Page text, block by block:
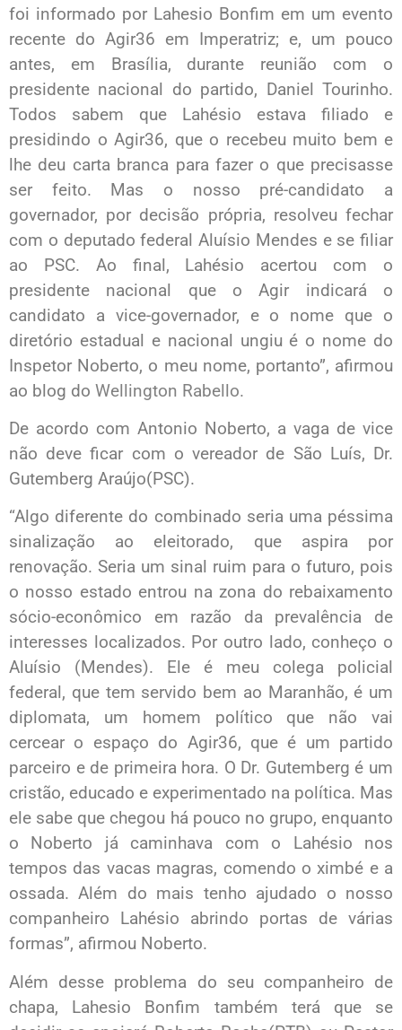
foi informado por Lahesio Bonfim em um evento
recente do Agir36 em Imperatriz; e, um pouco
antes, em Brasília, durante reunião com o
presidente nacional do partido, Daniel Tourinho.
Todos sabem que Lahésio estava filiado e
presidindo o Agir36, que o recebeu muito bem e
lhe deu carta branca para fazer o que precisasse
ser feito. Mas o nosso pré-candidato a
governador, por decisão própria, resolveu fechar
com o deputado federal Aluísio Mendes e se filiar
ao PSC. Ao final, Lahésio acertou com o
presidente nacional que o Agir indicará o
candidato a vice-governador, e o nome que o
diretório estadual e nacional ungiu é o nome do
Inspetor Noberto, o meu nome, portanto”, afirmou
ao blog do Wellington Rabello.
De acordo com Antonio Noberto, a vaga de vice
não deve ficar com o vereador de São Luís, Dr.
Gutemberg Araújo(PSC).
“Algo diferente do combinado seria uma péssima
sinalização ao eleitorado, que aspira por
renovação. Seria um sinal ruim para o futuro, pois
o nosso estado entrou na zona do rebaixamento
sócio-econômico em razão da prevalência de
interesses localizados. Por outro lado, conheço o
Aluísio (Mendes). Ele é meu colega policial
federal, que tem servido bem ao Maranhão, é um
diplomata, um homem político que não vai
cercear o espaço do Agir36, que é um partido
parceiro e de primeira hora. O Dr. Gutemberg é um
cristão, educado e experimentado na política. Mas
ele sabe que chegou há pouco no grupo, enquanto
o Noberto já caminhava com o Lahésio nos
tempos das vacas magras, comendo o ximbé e a
ossada. Além do mais tenho ajudado o nosso
companheiro Lahésio abrindo portas de várias
formas”, afirmou Noberto.
Além desse problema do seu companheiro de
chapa, Lahesio Bonfim também terá que se